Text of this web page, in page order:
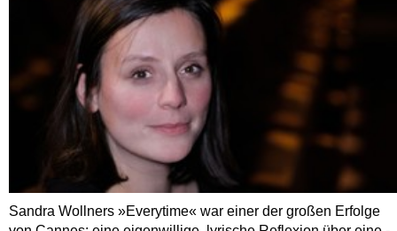
Sandra Wollners »Everytime« war einer der großen Erfolge